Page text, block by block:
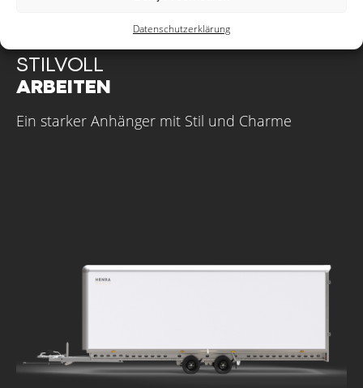
Datenschutzerklärung
STILVOLL
ARBEITEN
Ein starker Anhänger mit Stil und Charme